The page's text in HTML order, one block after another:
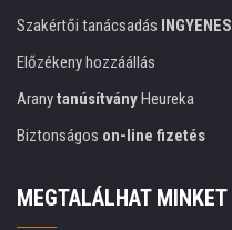
Szakértői tanácsadás INGYENES
Előzékeny hozzáállás
AranytanúsítványHeureka
Biztonságos on-line fizetés
MEGTALÁLHAT MINKET